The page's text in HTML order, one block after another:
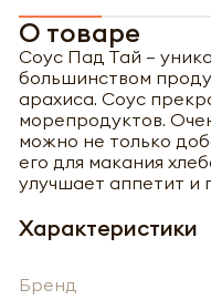
О товаре
Соус Пад Тай –
большинством
арахиса. Соус
морепродуктов.
можно не только
его для макания
улучшает аппетит и
Характеристики
Бренд